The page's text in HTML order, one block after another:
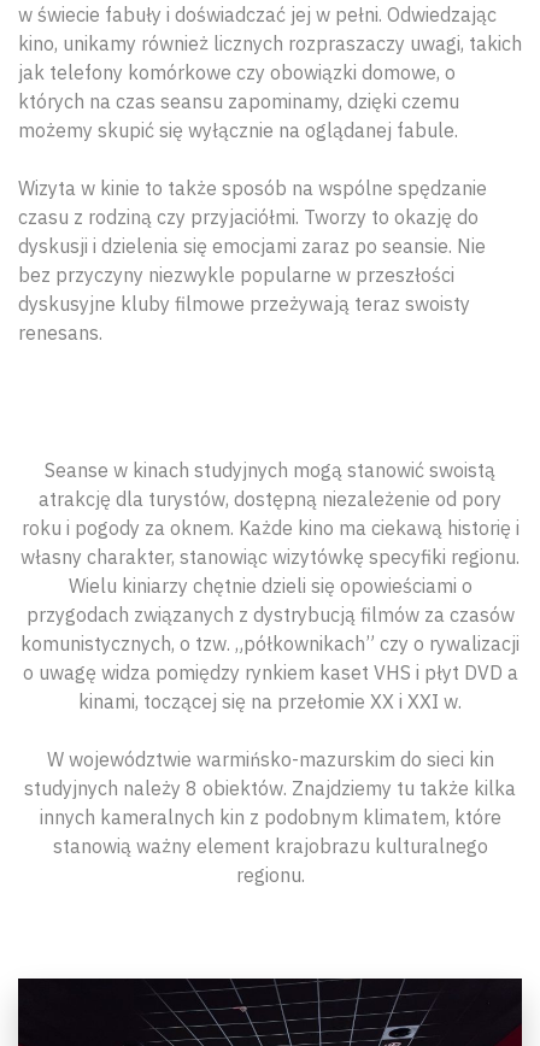
w świecie fabuły i doświadczać jej w pełni. Odwiedzając
kino, unikamy również licznych rozpraszaczy uwagi, takich
jak telefony komórkowe czy obowiązki domowe, o
których na czas seansu zapominamy, dzięki czemu
możemy skupić się wyłącznie na oglądanej fabule.
Wizyta w kinie to także sposób na wspólne spędzanie
czasu z rodziną czy przyjaciółmi. Tworzy to okazję do
dyskusji i dzielenia się emocjami zaraz po seansie. Nie
bez przyczyny niezwykle popularne w przeszłości
dyskusyjne kluby filmowe przeżywają teraz swoisty
renesans.
Seanse w kinach studyjnych mogą stanowić swoistą
atrakcję dla turystów, dostępną niezależenie od pory
roku i pogody za oknem. Każde kino ma ciekawą historię i
własny charakter, stanowiąc wizytówkę specyfiki regionu.
Wielu kiniarzy chętnie dzieli się opowieściami o
przygodach związanych z dystrybucją filmów za czasów
komunistycznych, o tzw. „półkownikach” czy o rywalizacji
o uwagę widza pomiędzy rynkiem kaset VHS i płyt DVD a
kinami, toczącej się na przełomie XX i XXI w.
W województwie warmińsko-mazurskim do sieci kin
studyjnych należy 8 obiektów. Znajdziemy tu także kilka
innych kameralnych kin z podobnym klimatem, które
stanowią ważny element krajobrazu kulturalnego
regionu.